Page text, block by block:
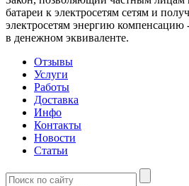
батареи к электросетям сетям и
электросетям энергию компенсацию
в денежном эквиваленте.
Отзывы
Услуги
Работы
Доставка
Инфо
Контакты
Новости
Статьи